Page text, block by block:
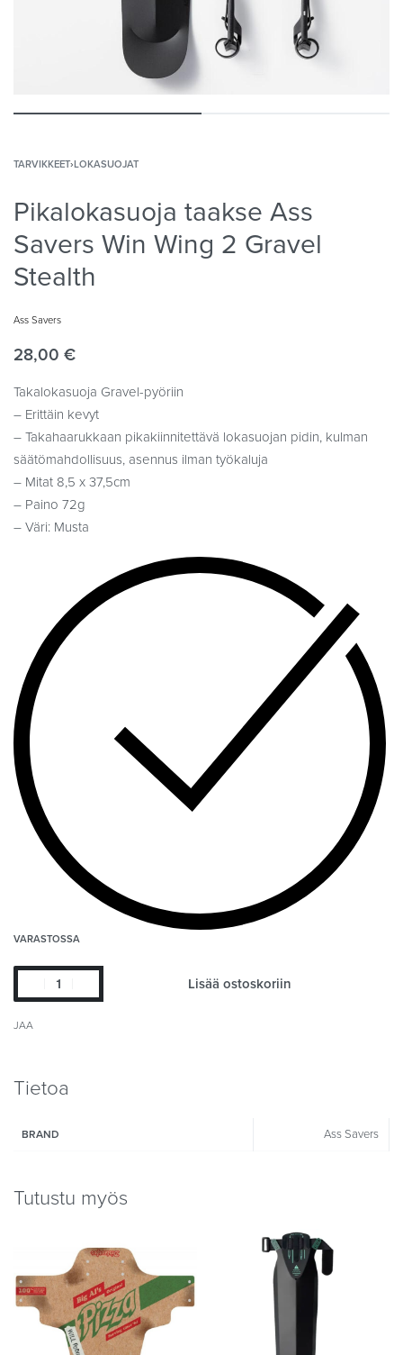
TARVIKKEET›LOKASUOJAT
Pikalokasuoja taakse Ass
Savers Win Wing 2 Gravel
Stealth
Ass Savers
28,00 €
Takalokasuoja Gravel-pyöriin
– Erittäin kevyt
– Takahaarukkaan pikakiinnitettävä lokasuojan pidin, kulman
säätömahdollisuus, asennus ilman työkaluja
– Mitat 8,5 x 37,5cm
– Paino 72g
– Väri: Musta
VARASTOSSA
Lisää ostoskoriin
JAA
Tietoa
BRAND Ass Savers
Tutustu myös